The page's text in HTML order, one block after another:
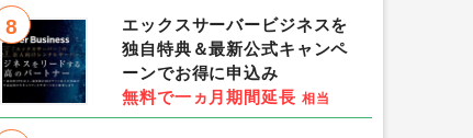
8
エックスサーバービジネスを
独自特典＆最新公式キャンペ
ーンでお得に申込み
無料で一ヵ月期間延長 相当